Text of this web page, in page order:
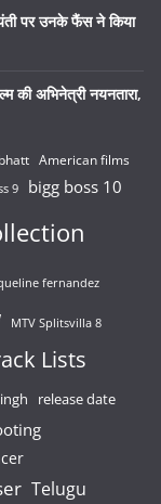
पर उनके फैंस ने किया
अभिनेत्री नयनतारा,
American films
9 bigg boss 10
fernandez
MTV Splitsvilla 8
Lists
release date
Telugu